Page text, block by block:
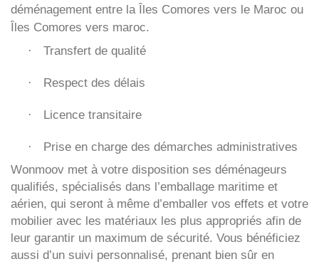
déménagement entre la Îles Comores vers le Maroc ou
Îles Comores vers maroc.
· Transfert de qualité
· Respect des délais
· Licence transitaire
·
Prise en charge des démarches administratives
Wonmoov met à votre disposition ses déménageurs
qualifiés, spécialisés dans l’emballage maritime et
aérien, qui seront à même d’emballer vos effets et votre
mobilier avec les matériaux les plus appropriés afin de
leur garantir un maximum de sécurité. Vous bénéficiez
aussi d’un suivi personnalisé, prenant bien sûr en